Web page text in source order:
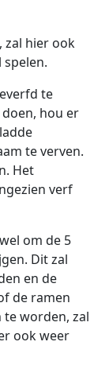
zal hier ook
te
hou er
te verven.
Het
verf
om de 5
Dit zal
en de
de ramen
worden, zal
ook weer